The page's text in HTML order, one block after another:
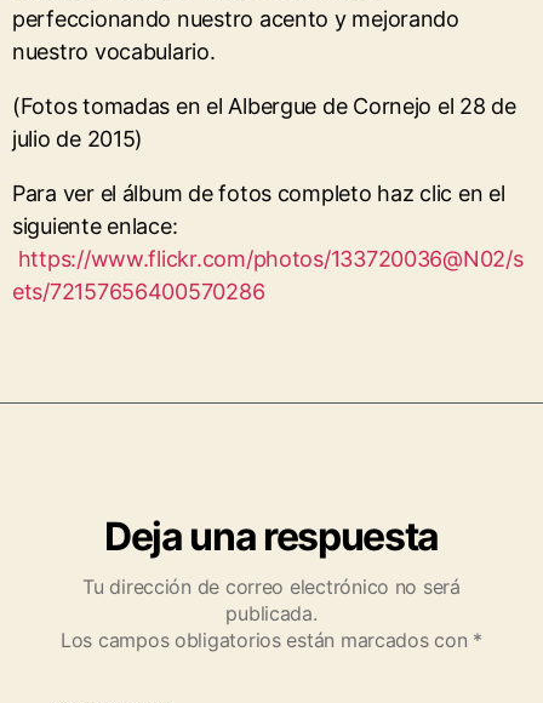
perfeccionando nuestro acento y mejorando
nuestro vocabulario.
(Fotos tomadas en el Albergue de Cornejo el 28 de
julio de 2015)
Para ver el álbum de fotos completo haz clic en el
siguiente enlace:
https://www.flickr.com/photos/133720036@N02/s
ets/72157656400570286
Deja una respuesta
Tu dirección de correo electrónico no será
publicada.
Los campos obligatorios están marcados con *